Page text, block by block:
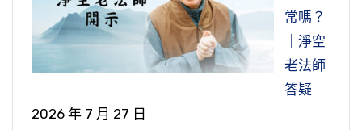
常嗎？
｜淨空
老法師
答疑
2026 年 7 月 27 日